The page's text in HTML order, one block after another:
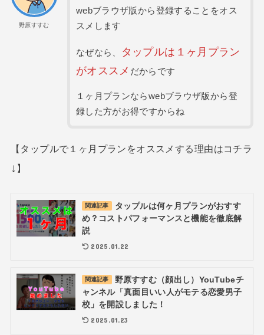
野原すすむ
webブラウザ版から登録することをオス
スメします
なぜなら、
タップルは１ヶ月プラン
がオススメ だからです
１ヶ月プランならwebブラウザ版から登
録した方がお得ですからね
【タップルで１ヶ月プランをオススメする理由はコチラ
↓ 】
関連記事
タップルは何ヶ月プランがおすす
め？コストパフォーマンスと機能を徹底解
説
2025.01.22
関連記事
野原すすむ（顔出し）YouTubeチ
ャンネル「真面目いい人がモテる恋愛男子
校」を開設しました！
2025.01.23